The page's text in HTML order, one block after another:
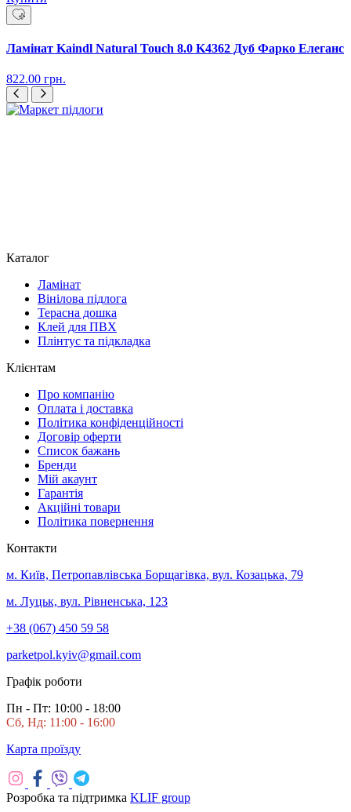
Ламінат Kaindl Natural Touch 8.0 K4362 Дуб Фарко Елеганс
822.00 грн.
Каталог
Ламінат
Вінілова підлога
Терасна дошка
Клей для ПВХ
Плінтус та підкладка
Клієнтам
Про компанію
Оплата і доставка
Політика конфіденційності
Договір оферти
Список бажань
Бренди
Мій акаунт
Гарантія
Акційні товари
Політика повернення
Контакти
м. Київ, Петропавлівська Борщагівка, вул. Козацька, 79
м. Луцьк, вул. Рівненська, 123
+38 (067) 450 59 58
parketpol.kyiv@gmail.com
Графік роботи
Пн - Пт: 10:00 - 18:00
Сб, Нд: 11:00 - 16:00
Карта проїзду
Розробка та підтримка KLIF group